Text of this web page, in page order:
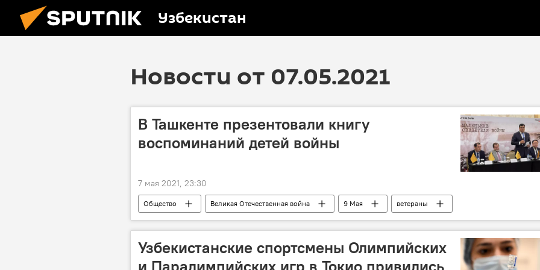
Узбекистан
Новости от 07.05.2021
В Ташкенте презентовали книгу
воспоминаний детей войны
7 мая 2021, 23:30
Общество Великая Отечественная война 9 Мая
ветераны
Олег Мальгинов
Узбекистанские спортсмены Олимпийских